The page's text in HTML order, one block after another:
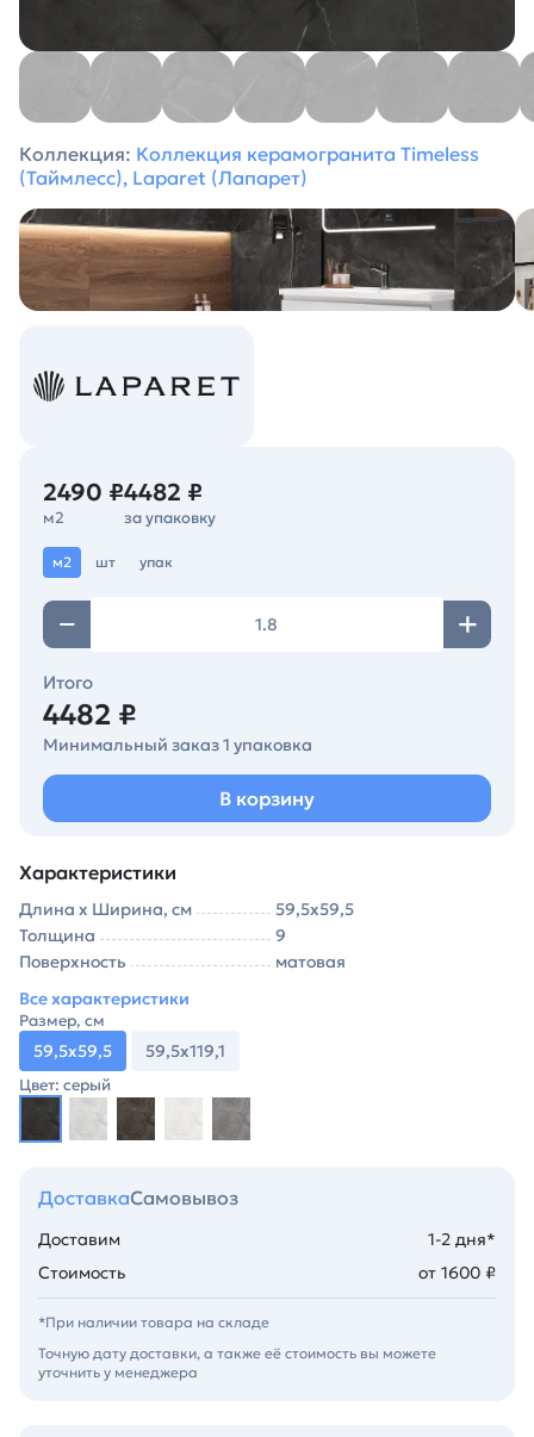
Коллекция: Коллекция керамогранита Timeless
(Таймлесс), Laparet (Лапарет)
2490 ₽
м2
4482 ₽
за упаковку
м2 шт упак
Итого
4482 ₽
Минимальный заказ 1 упаковка
В корзину
Характеристики
Длина х Ширина, см
59,5x59,5
Толщина
9
Поверхность
матовая
Все характеристики
Размер, см
59,5x59,5 59,5x119,1
Цвет: серый
ДоставкаСамовывоз
Доставим
1-2 дня*
Стоимость
от 1600 ₽
*При наличии товара на складе
Точную дату доставки, а также её стоимость вы можете
уточнить у менеджера